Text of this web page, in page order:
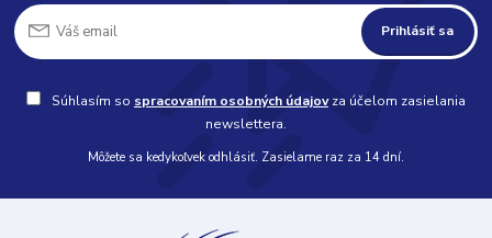
Prihlásiť sa
Súhlasím so spracovaním osobných údajovza účelom zasielania
newslettera.
Môžete sa kedykoľvek odhlásiť. Zasielame raz za 14 dní.